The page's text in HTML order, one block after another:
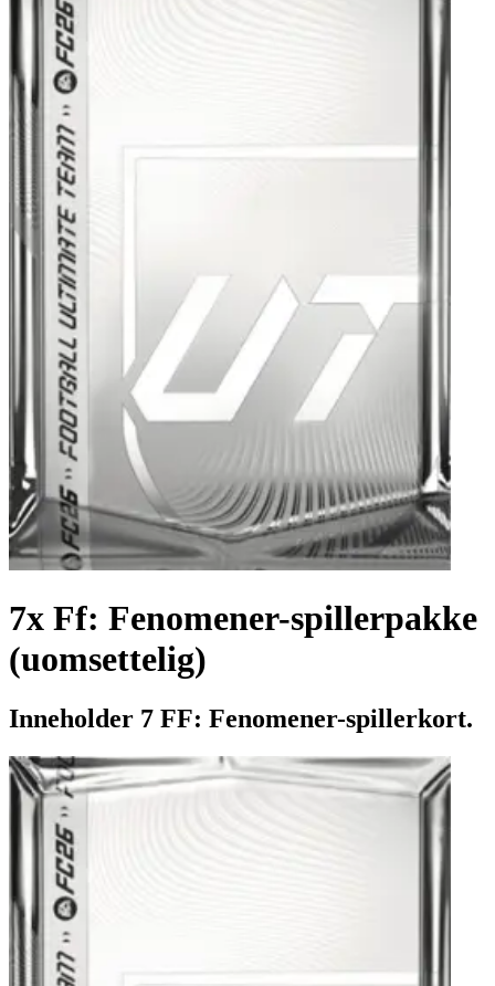
7x Ff: Fenomener-spillerpakke
(uomsettelig)
Inneholder 7 FF: Fenomener-spillerkort.